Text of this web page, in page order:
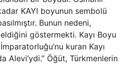
KAYI boyunun sembolü
Bunun nedeni,
göstermekti. Kayı Boyu
kuran Kayı
Alevi’ydi.” Öğüt, Türkmenlerin